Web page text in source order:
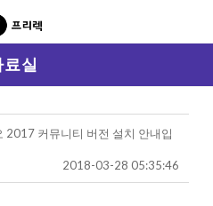
료실
2017 커뮤니티 버전 설치 안내입
2018-03-28 05:35:46